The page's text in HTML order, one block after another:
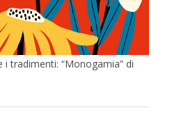
i tradimenti: “Monogamia” di